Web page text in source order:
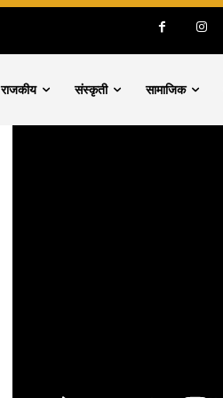
राजकीय संस्कृती सामाजिक